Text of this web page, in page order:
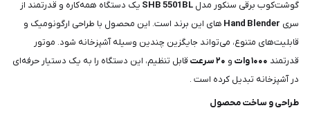
گوشت‌کوب برقی سنکور مدل SHB 5501BL یک دستگاه همه‌کاره و قدرتمند از
سری
Hand Blender
های این برند است. این محصول با طراحی ارگونومیک و
قابلیت‌های متنوع، می‌تواند جایگزین چندین وسیله آشپزخانه شود. موتور
قدرتمند ۱۰۰۰وات و ۲۰سرعت قابل تنظیم، این دستگاه را به یک دستیار حرفه‌ای
در آشپزخانه تبدیل کرده است .
طراحی و ساخت محصول